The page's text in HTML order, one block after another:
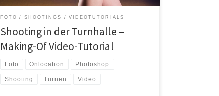
FOTO SHOOTINGS VIDEOTUTORIALS
Shooting in der Turnhalle –
Making-Of Video-Tutorial
Foto Onlocation Photoshop
Shooting Turnen Video